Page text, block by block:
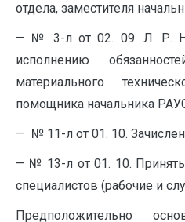
отдела, заместителя
— № 3-л от 02. 09. Л. Р.
исполнению
материального
помощника начальника
— № 11-л от 01. 10.
— № 13-л от 01. 10.
специалистов (рабочие и
Предположительно